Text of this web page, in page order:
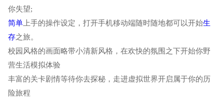
你失望;
简单上手的操作设定，打开手机移动端随时随地都可以开始生
存之旅。
校园风格的画面略带小清新风格，在欢快的氛围之下开始你野
营生活模拟体验
丰富的关卡剧情等待你去探秘，走进虚拟世界开启属于你的历
险旅程